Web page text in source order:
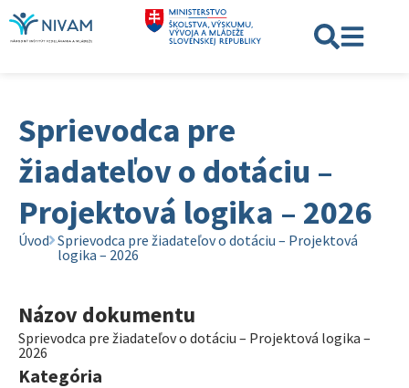
Sprievodca pre
žiadateľov o dotáciu –
Projektová logika – 2026
Úvod Sprievodca pre žiadateľov o dotáciu – Projektová
logika – 2026
Názov dokumentu
Sprievodca pre žiadateľov o dotáciu – Projektová logika –
2026
Kategória